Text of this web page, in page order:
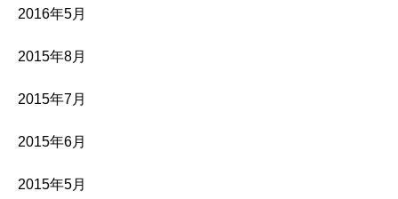
2016年5月
2015年8月
2015年7月
2015年6月
2015年5月